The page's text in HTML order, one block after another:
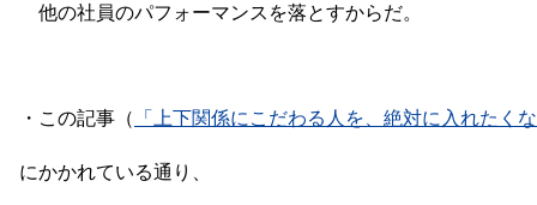
他の社員のパフォーマンスを落とすからだ。
・この記事（ 「上下関係にこだわる人を、絶対に入れたく
にかかれている通り、